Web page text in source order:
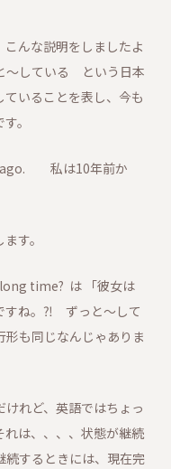
んな説明をしましたよ
～している という日本
いることを表し、今も
。
ago. 私は10年前か
す。
time? は 「彼女は
すね。⁈ ずっと～して
も同じなんじゃありま
れど、英語ではちょっ
は、、、、状態が継続
続するときには、現在完